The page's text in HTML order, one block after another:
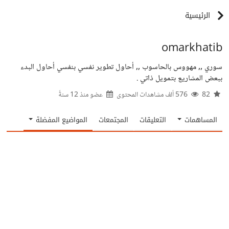
الرئيسية
omarkhatib
سوري ,, مهووس بالحاسوب ,, أحاول تطوير نفسي بنفسي أحاول البدء
ببعض المشاريع بتمويل ذاتي .
عضو منذ12 سنةً
المساهمات التعليقات المجتمعات المواضيع المفضلة